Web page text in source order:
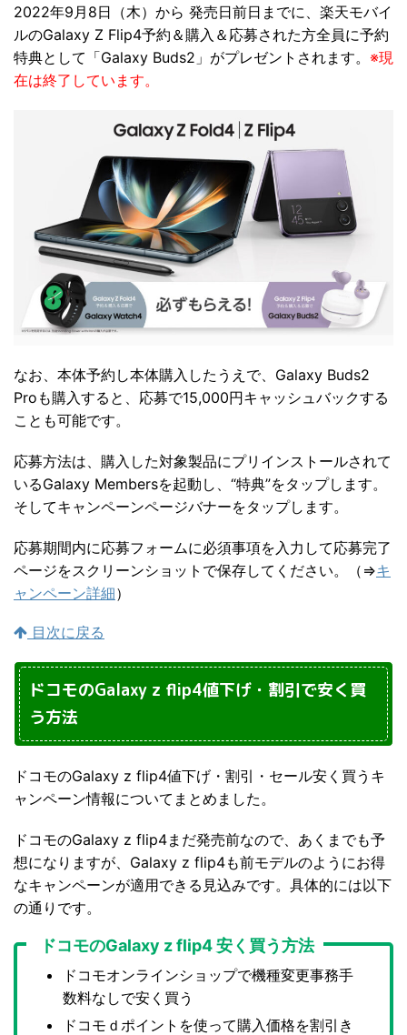
2022年9月8日（木）から 発売日前日までに、楽天モバイ
ルのGalaxy Z Flip4予約＆購入＆応募された方全員に予約
特典として「Galaxy Buds2」がプレゼントされます。 ※現
在は終了しています。
なお、本体予約し本体購入したうえで、Galaxy Buds2
Proも購入すると、応募で15,000円キャッシュバックする
ことも可能です。
応募方法は、購入した対象製品にプリインストールされて
いるGalaxy Membersを起動し、“特典”をタップします。
そしてキャンペーンページバナーをタップします。
応募期間内に応募フォームに必須事項を入力して応募完了
ページをスクリーンショットで保存してください。（⇒キ
ャンペーン詳細）
目次に戻る
ドコモのGalaxy z flip4値下げ・割引で安く買
う方法
ドコモのGalaxy z flip4値下げ・割引・セール安く買うキ
ャンペーン情報についてまとめました。
ドコモのGalaxy z flip4まだ発売前なので、あくまでも予
想になりますが、Galaxy z flip4も前モデルのようにお得
なキャンペーンが適用できる見込みです。具体的には以下
の通りです。
ドコモのGalaxy z flip4 安く買う方法
ドコモオンラインショップで機種変更事務手
数料なしで安く買う
ドコモｄポイントを使って購入価格を割引き